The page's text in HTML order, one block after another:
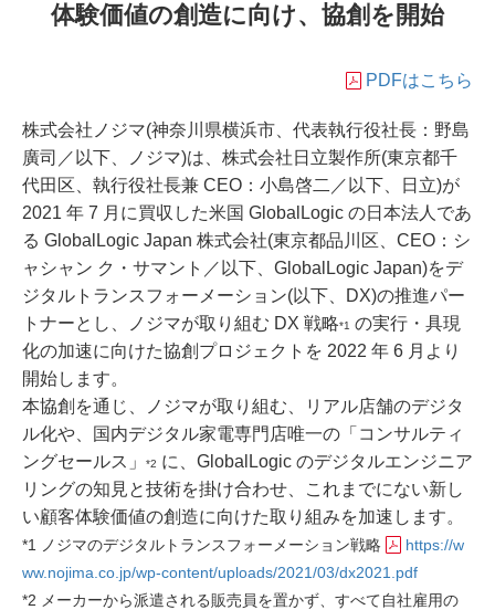
体験価値の創造に向け、協創を開始
PDFはこちら
株式会社ノジマ(神奈川県横浜市、代表執行役社⾧：野島
廣司／以下、ノジマ)は、株式会社日立製作所(東京都千
代田区、執行役社⾧兼 CEO：小島啓二／以下、日立)が
2021 年 7 月に買収した米国 GlobalLogic の日本法人であ
る GlobalLogic Japan 株式会社(東京都品川区、CEO：シ
ャシャン ク・サマント／以下、GlobalLogic Japan)をデ
ジタルトランスフォーメーション(以下、DX)の推進パー
トナーとし、ノジマが取り組む DX 戦略*1 の実行・具現
化の加速に向けた協創プロジェクトを 2022 年 6 月より
開始します。
本協創を通じ、ノジマが取り組む、リアル店舗のデジタ
ル化や、国内デジタル家電専門店唯一の「コンサルティ
ングセールス」
*2 に、GlobalLogic のデジタルエンジニア
リングの知見と技術を掛け合わせ、これまでにない新し
い顧客体験価値の創造に向けた取り組みを加速します。
*1 ノジマのデジタルトランスフォーメーション戦略
https://w
ww.nojima.co.jp/wp-content/uploads/2021/03/dx2021.pdf
*2 メーカーから派遣される販売員を置かず、すべて自社雇用の